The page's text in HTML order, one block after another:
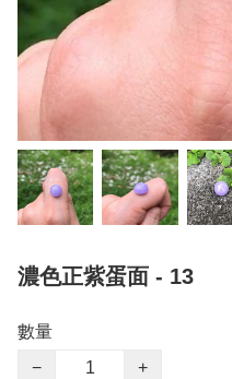
濃色正紫蛋面 - 13
數量
−
+